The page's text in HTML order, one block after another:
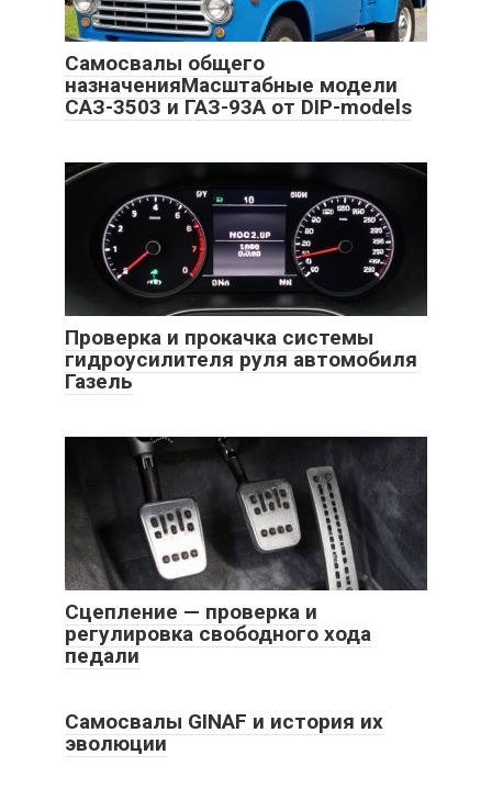
Самосвалы общего
назначенияМасштабные модели
САЗ-3503 и ГАЗ-93А от DIP-models
Проверка и прокачка системы
гидроусилителя руля автомобиля
Газель
Сцепление — проверка и
регулировка свободного хода
педали
Самосвалы GINAF и история их
эволюции